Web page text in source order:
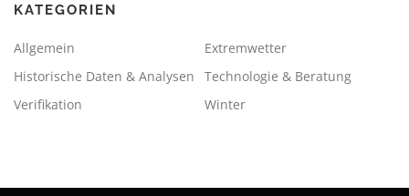
KATEGORIEN
Allgemein
Extremwetter
Historische Daten & Analysen
Technologie & Beratung
Verifikation
Winter